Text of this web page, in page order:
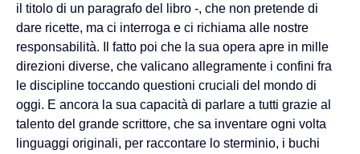
il titolo di un paragrafo del libro -, che non pretende di
dare ricette, ma ci interroga e ci richiama alle nostre
responsabilità. Il fatto poi che la sua opera apre in mille
direzioni diverse, che valicano allegramente i confini fra
le discipline toccando questioni cruciali del mondo di
oggi. E ancora la sua capacità di parlare a tutti grazie al
talento del grande scrittore, che sa inventare ogni volta
linguaggi originali, per raccontare lo sterminio, i buchi